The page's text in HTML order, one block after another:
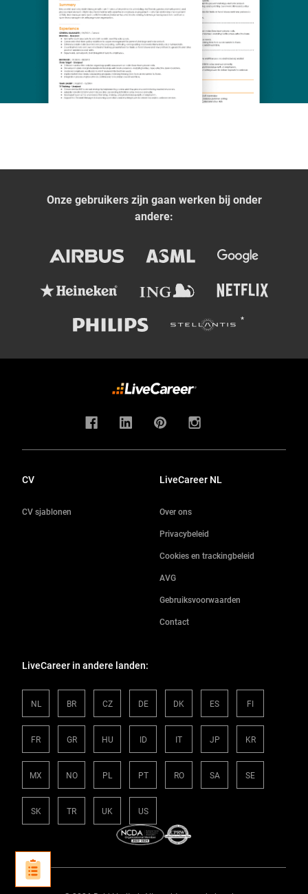
Onze gebruikers zijn gaan werken bij onder
andere:
CV
CV sjablonen
LiveCareer NL
Over ons
Privacybeleid
Cookies en trackingbeleid
AVG
Gebruiksvoorwaarden
Contact
LiveCareer in andere landen:
NL BR CZ DE DK ES FI
FR GR HU ID IT JP KR
MX NO PL PT RO SA SE
SK TR UK US